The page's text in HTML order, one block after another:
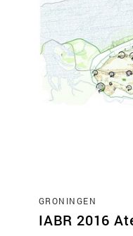
GRONINGEN
IABR 2016